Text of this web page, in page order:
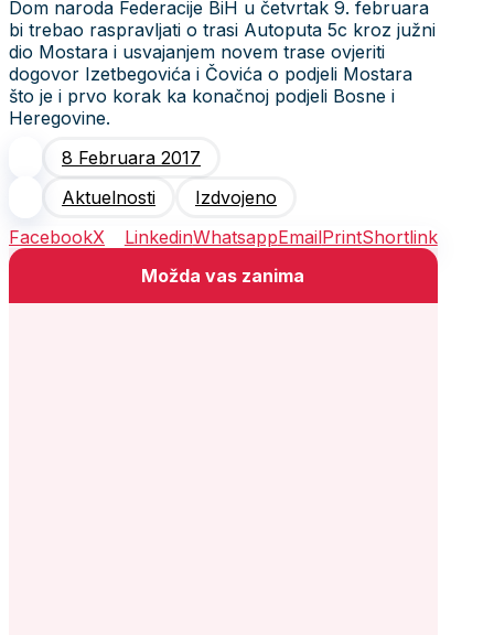
Dom naroda Federacije BiH u četvrtak 9. februara
bi trebao raspravljati o trasi Autoputa 5c kroz južni
dio Mostara i usvajanjem novem trase ovjeriti
dogovor Izetbegovića i Čovića o podjeli Mostara
što je i prvo korak ka konačnoj podjeli Bosne i
Heregovine.
8 Februara 2017
Aktuelnosti
Izdvojeno
FacebookX LinkedinWhatsappEmailPrintShortlink
Možda vas zanima